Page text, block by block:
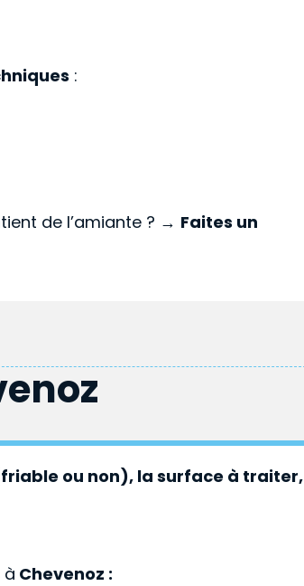
:
de l’amiante ? → Faites un
ou non), la surface à traiter,
à Chevenoz :